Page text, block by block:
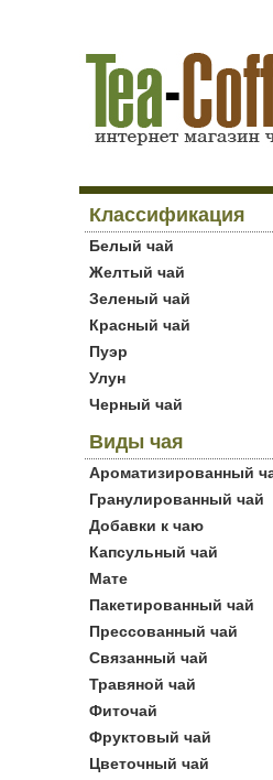
Классификация
Белый чай
Желтый чай
Зеленый чай
Красный чай
Пуэр
Улун
Черный чай
Виды чая
Ароматизированный
Гранулированный чай
Добавки к чаю
Капсульный чай
Мате
Пакетированный чай
Прессованный чай
Связанный чай
Травяной чай
Фиточай
Фруктовый чай
Цветочный чай